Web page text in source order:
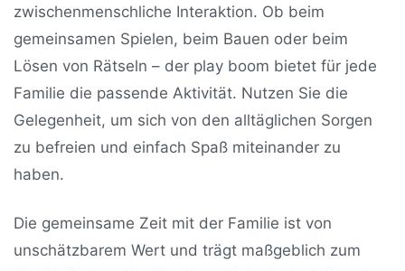
zwischenmenschliche Interaktion. Ob beim
gemeinsamen Spielen, beim Bauen oder beim
Lösen von Rätseln – der play boom bietet für jede
Familie die passende Aktivität. Nutzen Sie die
Gelegenheit, um sich von den alltäglichen Sorgen
zu befreien und einfach Spaß miteinander zu
haben.
Die gemeinsame Zeit mit der Familie ist von
unschätzbarem Wert und trägt maßgeblich zum